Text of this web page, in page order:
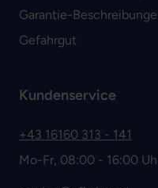
Garantie-
Gefahrgut
Kundenservice
+43 16160 313 - 141
Mo-Fr, 08:00 - 16:00